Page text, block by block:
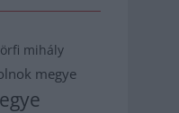
mihály
megye